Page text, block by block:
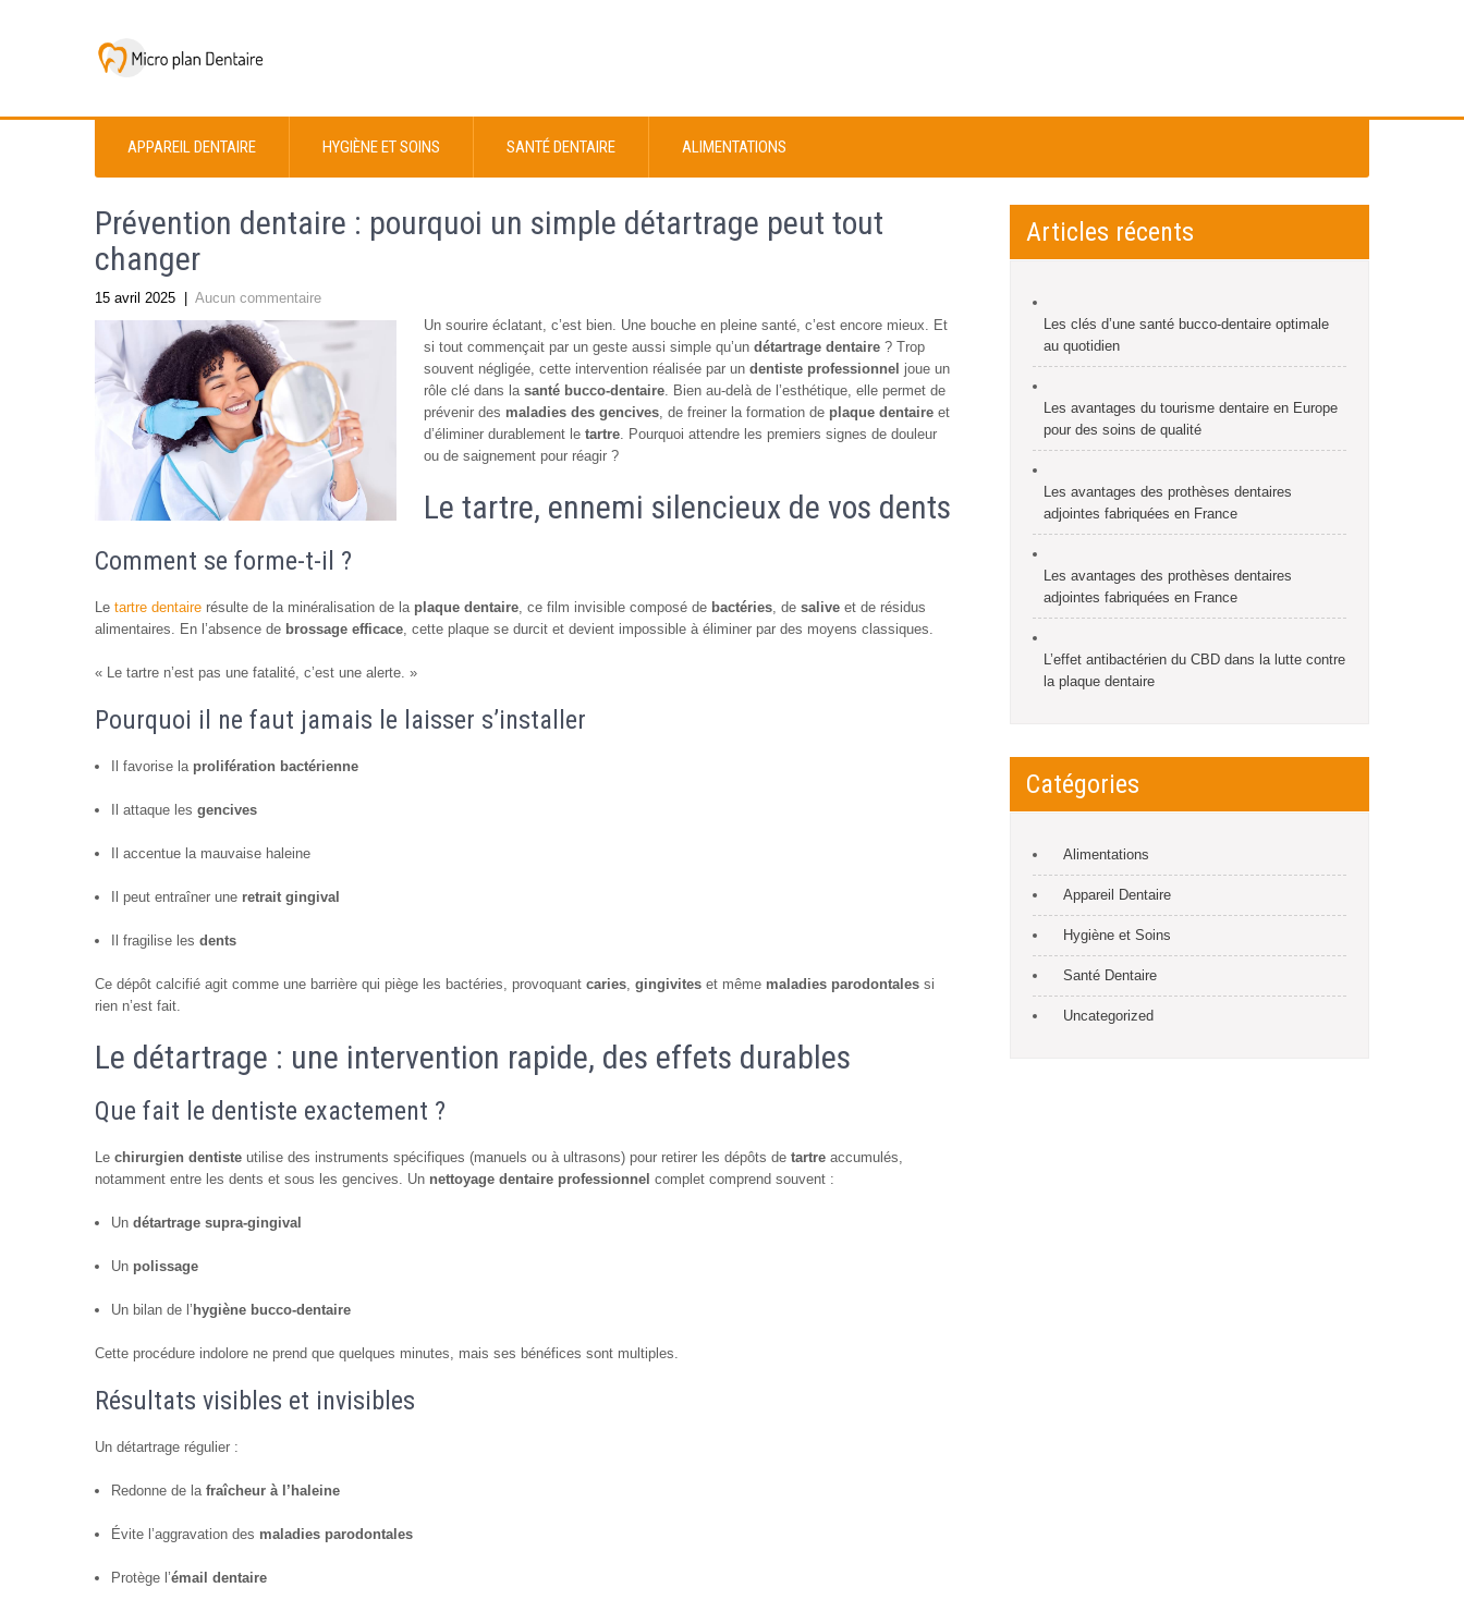
APPAREIL DENTAIRE HYGIÈNE ET SOINS SANTÉ DENTAIRE ALIMENTATIONS
Prévention dentaire : pourquoi un simple détartrage peut tout
changer
15 avril 2025
Aucun commentaire
Un sourire éclatant, c’est bien. Une bouche en pleine santé, c’est encore mieux. Et
si tout commençait par un geste aussi simple qu’un détartrage dentaire? Trop
souvent négligée, cette intervention réalisée par un dentiste professionnel joue un
rôle clé dans la santé bucco-dentaire. Bien au-delà de l’esthétique, elle permet de
prévenir des maladies des gencives, de freiner la formation de plaque dentaireet
d’éliminer durablement le tartre. Pourquoi attendre les premiers signes de douleur
ou de saignement pour réagir ?
Le tartre, ennemi silencieux de vos dents
Comment se forme-t-il ?
Le tartre dentaire résulte de la minéralisation de la plaque dentaire, ce film invisible composé de bactéries, de salive et de résidus
alimentaires. En l’absence de brossage efficace, cette plaque se durcit et devient impossible à éliminer par des moyens classiques.
« Le tartre n’est pas une fatalité, c’est une alerte. »
Pourquoi il ne faut jamais le laisser s’installer
Il favorise la prolifération bactérienne
Il attaque les gencives
Il accentue la mauvaise haleine
Il peut entraîner une retrait gingival
Il fragilise les dents
Ce dépôt calcifié agit comme une barrière qui piège les bactéries, provoquant caries, gingivites et même maladies parodontales si
rien n’est fait.
Le détartrage : une intervention rapide, des effets durables
Que fait le dentiste exactement ?
Le chirurgien dentiste utilise des instruments spécifiques (manuels ou à ultrasons) pour retirer les dépôts de tartre accumulés,
notamment entre les dents et sous les gencives. Un nettoyage dentaire professionnel complet comprend souvent :
Un détartrage supra-gingival
Un polissage
Un bilan de l’ hygiène bucco-dentaire
Cette procédure indolore ne prend que quelques minutes, mais ses bénéfices sont multiples.
Résultats visibles et invisibles
Un détartrage régulier :
Redonne de la fraîcheur à l’haleine
Évite l’aggravation des maladies parodontales
Protège l’émail dentaire
Articles récents
Les clés d’une santé bucco-dentaire optimale
au quotidien
Les avantages du tourisme dentaire en Europe
pour des soins de qualité
Les avantages des prothèses dentaires
adjointes fabriquées en France
Les avantages des prothèses dentaires
adjointes fabriquées en France
L’effet antibactérien du CBD dans la lutte contre
la plaque dentaire
Catégories
Alimentations
Appareil Dentaire
Hygiène et Soins
Santé Dentaire
Uncategorized